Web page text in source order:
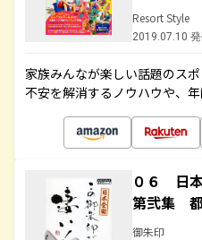
Resort Style
2019.07.10
家族みんなが楽しい話題のス
不安を解消するノウハウや、
０６ 日
第弐集
御朱印